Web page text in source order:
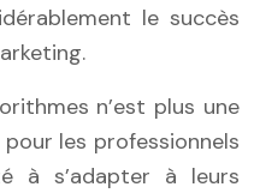
le succès
n’est plus une
les professionnels
à s’adapter à leurs